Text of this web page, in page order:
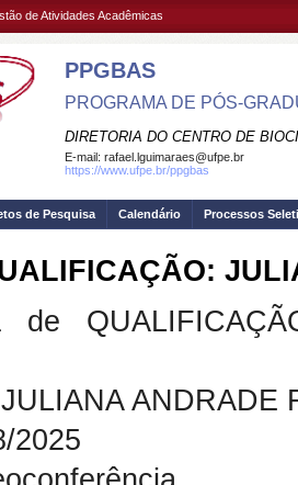
de Atividades Acadêmicas
PPGBAS
PROGRAMA DE PÓS-
DIRETORIA DO CENTRO DE
E-mail: rafael.lguimaraes@ufpe.br
https://www.ufpe.br/ppgbas
de Pesquisa Calendário Processos
de
ANDRADE
2025